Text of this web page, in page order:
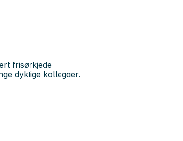
frisørkjede
dyktige kollegaer.